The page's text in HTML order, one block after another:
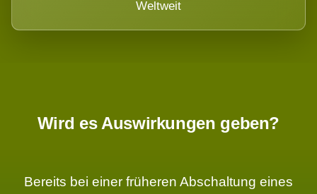
Weltweit
Wird es Auswirkungen geben?
Bereits bei einer früheren Abschaltung eines